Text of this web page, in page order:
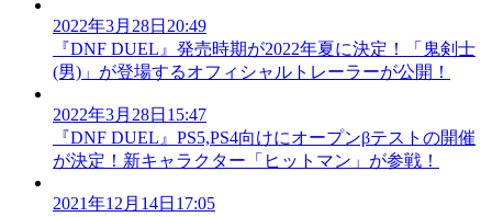
2022年3月28日20:49
『DNF DUEL』発売時期が2022年夏に決定！「鬼剣士
(男)」が登場するオフィシャルトレーラーが公開！
2022年3月28日15:47
『DNF DUEL』PS5,PS4向けにオープンβテストの開催
が決定！新キャラクター「ヒットマン」が参戦！
2021年12月14日17:05